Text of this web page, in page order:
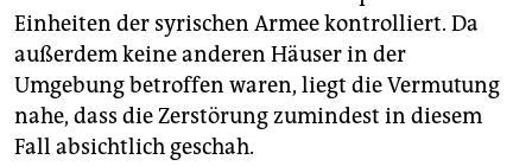
Einheiten der syrischen Armee kontrolliert. Da
außerdem keine anderen Häuser in der
Umgebung betroffen waren, liegt die Vermutung
nahe, dass die Zerstörung zumindest in diesem
Fall absichtlich geschah.